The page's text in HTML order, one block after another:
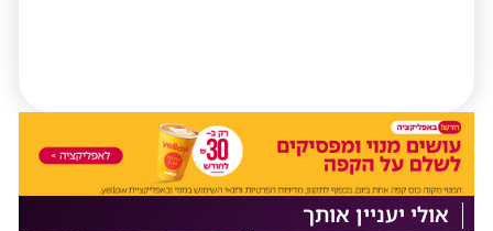
אולי יעניין אותך